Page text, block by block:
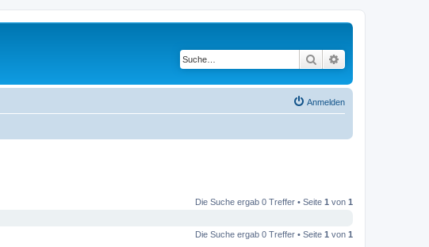
Suche
Anmelden
Die Suche ergab 0 Treffer • Seite 1 von 1
Die Suche ergab 0 Treffer • Seite 1 von 1